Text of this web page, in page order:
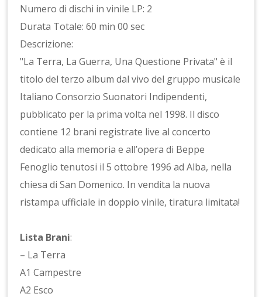
Numero di dischi in vinile LP: 2
Durata Totale: 60 min 00 sec
Descrizione:
"La Terra, La Guerra, Una Questione Privata" è il
titolo del terzo album dal vivo del gruppo musicale
Italiano Consorzio Suonatori Indipendenti,
pubblicato per la prima volta nel 1998. Il disco
contiene 12 brani registrate live al concerto
dedicato alla memoria e all’opera di Beppe
Fenoglio tenutosi il 5 ottobre 1996 ad Alba, nella
chiesa di San Domenico. In vendita la nuova
ristampa ufficiale in doppio vinile, tiratura limitata!
Lista Brani:
– La Terra
A1 Campestre
A2 Esco